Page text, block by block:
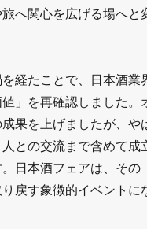
へ関心を広げる場へと
経たことで、日本酒業
」を再確認しました。
果を上げましたが、や
との交流まで含めて成
日本酒フェアは、その
戻す象徴的イベントに